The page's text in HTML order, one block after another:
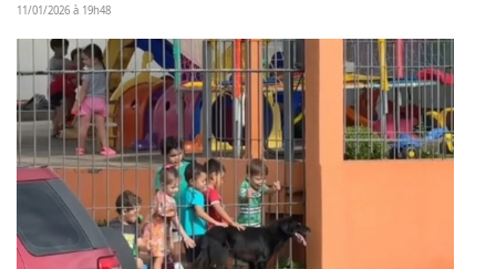
11/01/2026 à 19h48